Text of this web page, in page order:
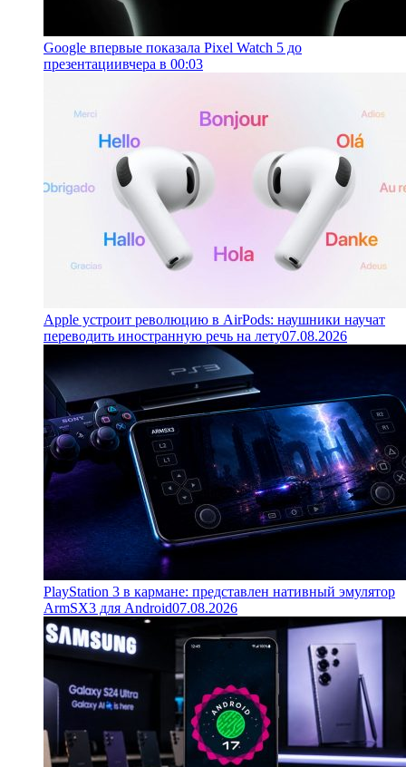
Google впервые показала Pixel Watch 5 до
презентациивчера в 00:03
Apple устроит революцию в AirPods: наушники научат
переводить иностранную речь на лету07.08.2026
PlayStation 3 в кармане: представлен нативный эмулятор
ArmSX3 для Android07.08.2026